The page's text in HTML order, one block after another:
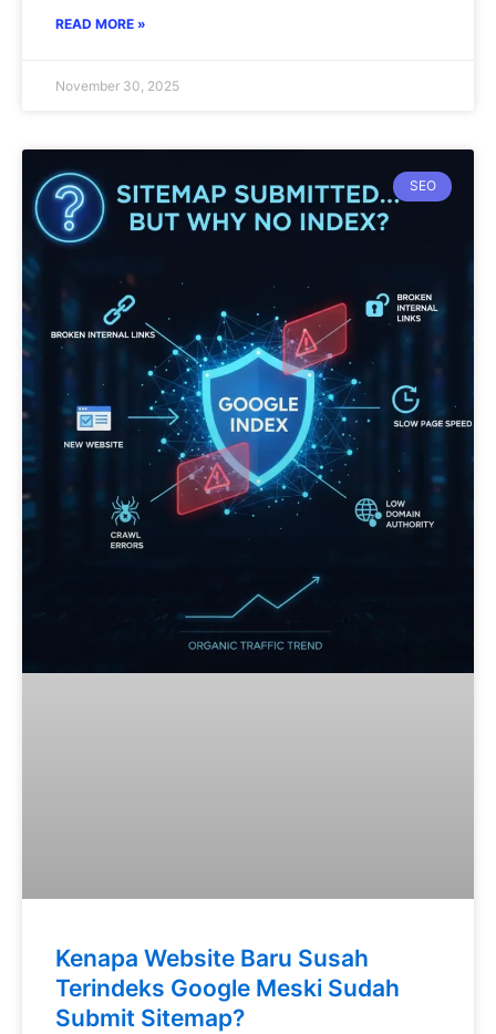
READ MORE »
November 30, 2025
SEO
Kenapa Website Baru Susah
Terindeks Google Meski Sudah
Submit Sitemap?